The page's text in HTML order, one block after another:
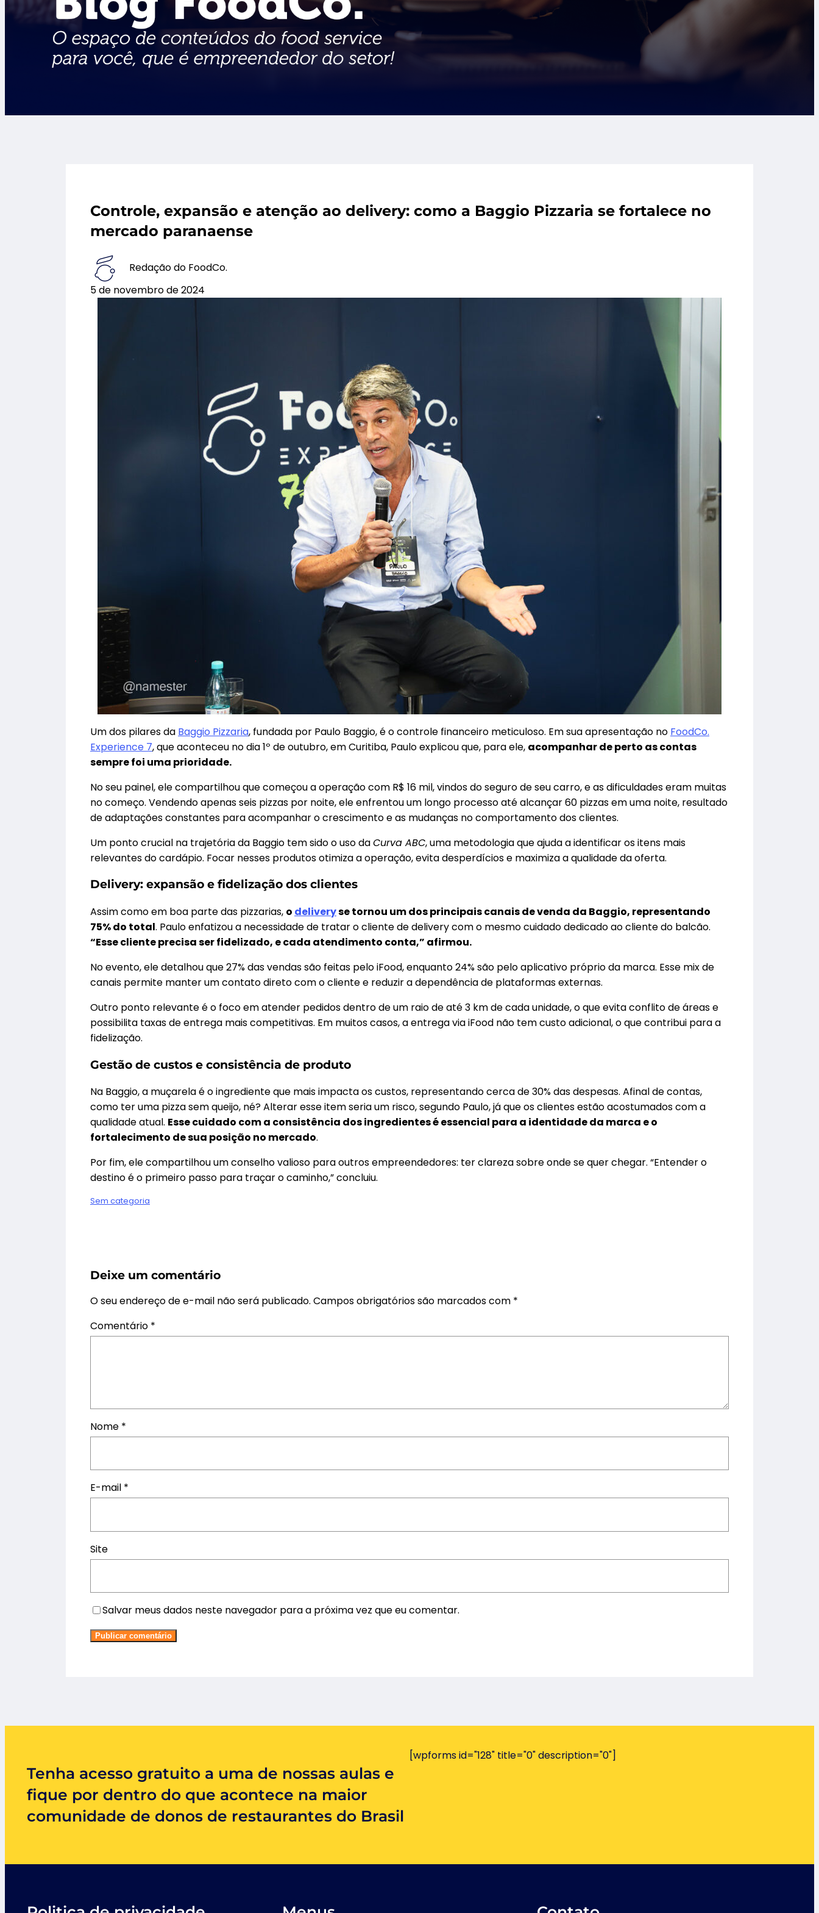
Controle, expansão e atenção ao delivery: como a Baggio Pizzaria se fortalece no
mercado paranaense
Redação do FoodCo.
5 de novembro de 2024
Um dos pilares da Baggio Pizzaria, fundada por Paulo Baggio, é o controle financeiro meticuloso. Em sua apresentação no FoodCo.
Experience 7, que aconteceu no dia 1º de outubro, em Curitiba, Paulo explicou que, para ele, acompanhar de perto as contas
sempre foi uma prioridade.
No seu painel, ele compartilhou que começou a operação com R$ 16 mil, vindos do seguro de seu carro, e as dificuldades eram muitas
no começo. Vendendo apenas seis pizzas por noite, ele enfrentou um longo processo até alcançar 60 pizzas em uma noite, resultado
de adaptações constantes para acompanhar o crescimento e as mudanças no comportamento dos clientes.
Um ponto crucial na trajetória da Baggio tem sido o uso daCurva ABC, uma metodologia que ajuda a identificar os itens mais
relevantes do cardápio. Focar nesses produtos otimiza a operação, evita desperdícios e maximiza a qualidade da oferta.
Delivery: expansão e fidelização dos clientes
Assim como em boa parte das pizzarias, o deliveryse tornou um dos principais canais de venda da Baggio, representando
75% do total. Paulo enfatizou a necessidade de tratar o cliente de delivery com o mesmo cuidado dedicado ao cliente do balcão.
“Esse cliente precisa ser fidelizado, e cada atendimento conta,” afirmou.
No evento, ele detalhou que 27% das vendas são feitas pelo iFood, enquanto 24% são pelo aplicativo próprio da marca. Esse mix de
canais permite manter um contato direto com o cliente e reduzir a dependência de plataformas externas.
Outro ponto relevante é o foco em atender pedidos dentro de um raio de até 3 km de cada unidade, o que evita conflito de áreas e
possibilita taxas de entrega mais competitivas. Em muitos casos, a entrega via iFood não tem custo adicional, o que contribui para a
fidelização.
Gestão de custos e consistência de produto
Na Baggio, a muçarela é o ingrediente que mais impacta os custos, representando cerca de 30% das despesas. Afinal de contas,
como ter uma pizza sem queijo, né? Alterar esse item seria um risco, segundo Paulo, já que os clientes estão acostumados com a
qualidade atual. Esse cuidado com a consistência dos ingredientes é essencial para a identidade da marca e o
fortalecimento de sua posição no mercado.
Por fim, ele compartilhou um conselho valioso para outros empreendedores: ter clareza sobre onde se quer chegar. “Entender o
destino é o primeiro passo para traçar o caminho,” concluiu.
Sem categoria
Deixe um comentário
O seu endereço de e-mail não será publicado. Campos obrigatórios são marcados com *
Comentário *
Nome *
E-mail *
Site
Salvar meus dados neste navegador para a próxima vez que eu comentar.
Tenha acesso gratuito a uma de nossas aulas e
fique por dentro do que acontece na maior
comunidade de donos de restaurantes do Brasil
[wpforms id="128" title="0" description="0"]